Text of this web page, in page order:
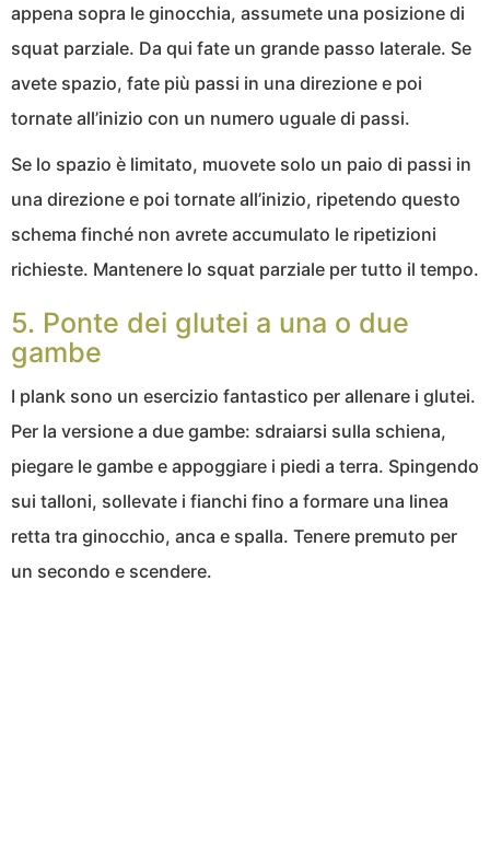
appena sopra le ginocchia, assumete una posizione di
squat parziale. Da qui fate un grande passo laterale. Se
avete spazio, fate più passi in una direzione e poi
tornate all’inizio con un numero uguale di passi.
Se lo spazio è limitato, muovete solo un paio di passi in
una direzione e poi tornate all’inizio, ripetendo questo
schema finché non avrete accumulato le ripetizioni
richieste. Mantenere lo squat parziale per tutto il tempo.
5. Ponte dei glutei a una o due
gambe
I plank sono un esercizio fantastico per allenare i glutei.
Per la versione a due gambe: sdraiarsi sulla schiena,
piegare le gambe e appoggiare i piedi a terra. Spingendo
sui talloni, sollevate i fianchi fino a formare una linea
retta tra ginocchio, anca e spalla. Tenere premuto per
un secondo e scendere.